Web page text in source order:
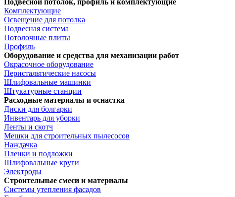
Подвесной потолок, профиль и комплектующие
Комплектующие
Освещение для потолка
Подвесная система
Потолочные плиты
Профиль
Оборудование и средства для механизации работ
Окрасочное оборудование
Перистальтические насосы
Шлифовальные машинки
Штукатурные станции
Расходные материалы и оснастка
Диски для болгарки
Инвентарь для уборки
Ленты и скотч
Мешки для строительных пылесосов
Наждачка
Пленки и подложки
Шлифовальные круги
Электроды
Строительные смеси и материалы
Системы утепления фасадов